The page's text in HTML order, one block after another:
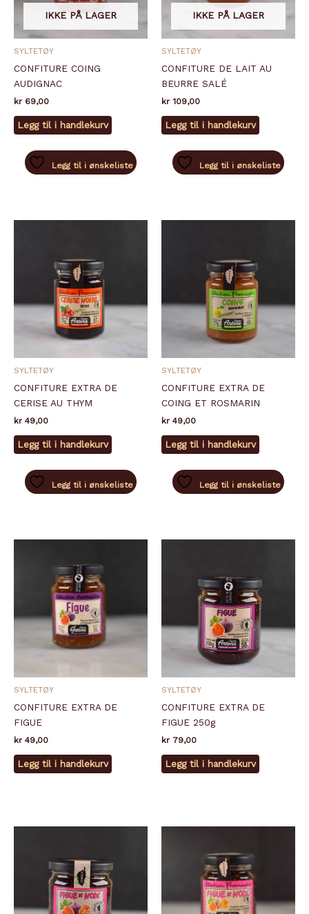
IKKE PÅ LAGER
SYLTETØY
CONFITURE COING
AUDIGNAC
kr 69,00
Legg til i handlekurv
Legg til i ønskeliste
IKKE PÅ LAGER
SYLTETØY
CONFITURE DE LAIT AU
BEURRE SALÉ
kr 109,00
Legg til i handlekurv
Legg til i ønskeliste
SYLTETØY
CONFITURE EXTRA DE
CERISE AU THYM
kr 49,00
Legg til i handlekurv
Legg til i ønskeliste
SYLTETØY
CONFITURE EXTRA DE
COING ET ROSMARIN
kr 49,00
Legg til i handlekurv
Legg til i ønskeliste
SYLTETØY
CONFITURE EXTRA DE
FIGUE
kr 49,00
Legg til i handlekurv
SYLTETØY
CONFITURE EXTRA DE
FIGUE 250g
kr 79,00
Legg til i handlekurv